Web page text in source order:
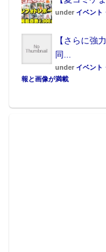
under イベント
【さらに強
同...
under イベント
報と画像が満載